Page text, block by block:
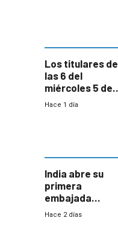
Los titulares de
las 6 del
miércoles 5 de
agosto de 2026
Hace 1 día
India abre su
primera
embajada
residente en
Hace 2 días